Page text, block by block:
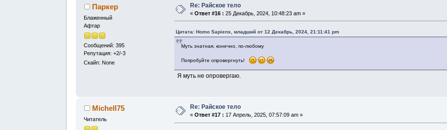
Паркер
Блаженный
Афтар
Сообщений: 395
Репутация: +2/-3
Скайп: None
Re: Райское тело
«Ответ #16 : 25 Декабрь, 2024, 10:48:23 am »
Цитата: Homo Sapiens, младший от 12 Декабрь, 2024, 21:11:41 pm
Муть знатная, конечно, по-любому
Попробуйте опровергнуть!
Я муть не опровергаю.
Michell75
Читатель
Re: Райское тело
«Ответ #17 : 17 Апрель, 2025, 07:57:09 am »